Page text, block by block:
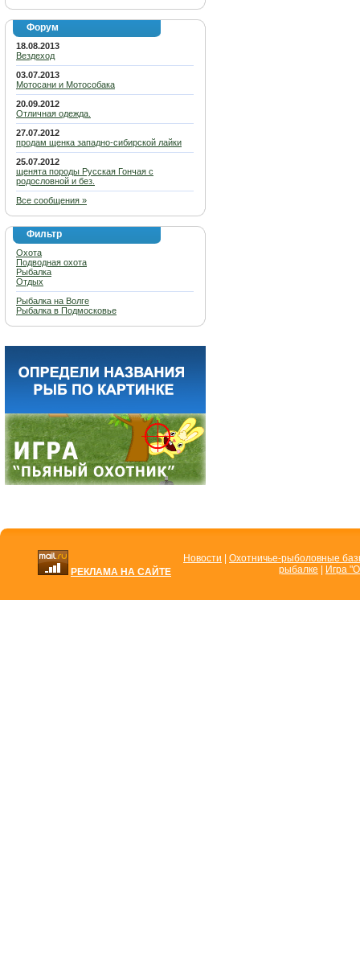
Форум
18.08.2013
Вездеход
03.07.2013
Мотосани и Мотособака
20.09.2012
Отличная одежда.
27.07.2012
продам щенка западно-сибирской лайки
25.07.2012
щенята породы Русская Гончая с
родословной и без.
Все сообщения »
Фильтр
Охота
Подводная охота
Рыбалка
Отдых
Рыбалка на Волге
Рыбалка в Подмосковье
РЕКЛАМА НА САЙТЕ
Новости
Охотничье-рыболовные
рыбалке
Игра